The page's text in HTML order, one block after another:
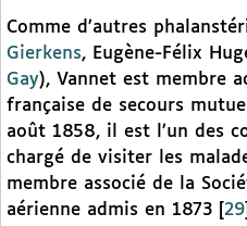
Comme d’autres
Gierkens, Eugène-Félix
Gay), Vannet est membre
française de secours
août 1858, il est l’un des
chargé de visiter les
membre associé de la
aérienne admis en 1873
29